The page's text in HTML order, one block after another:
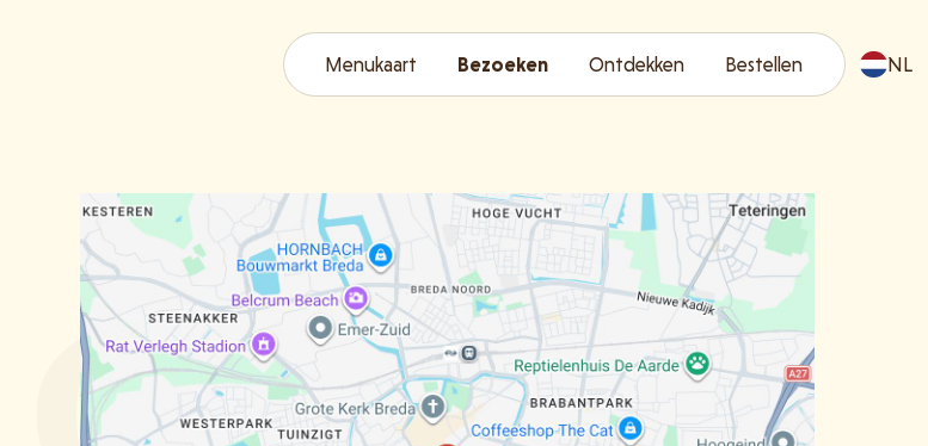
Menukaart Bezoeken Ontdekken Bestellen NL